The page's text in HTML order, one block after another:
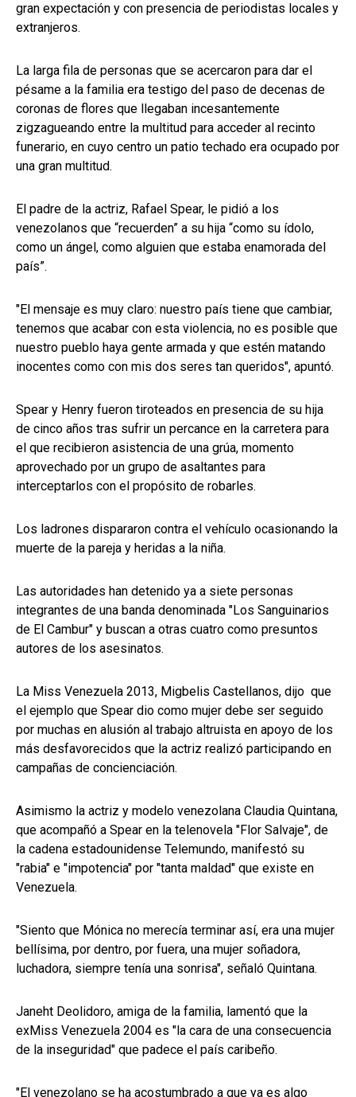
gran expectación y con presencia de periodistas locales y
extranjeros.
La larga fila de personas que se acercaron para dar el
pésame a la familia era testigo del paso de decenas de
coronas de flores que llegaban incesantemente
zigzagueando entre la multitud para acceder al recinto
funerario, en cuyo centro un patio techado era ocupado por
una gran multitud.
El padre de la actriz, Rafael Spear, le pidió a los
venezolanos que “recuerden” a su hija “como su ídolo,
como un ángel, como alguien que estaba enamorada del
país”.
"El mensaje es muy claro: nuestro país tiene que cambiar,
tenemos que acabar con esta violencia, no es posible que
nuestro pueblo haya gente armada y que estén matando
inocentes como con mis dos seres tan queridos", apuntó.
Spear y Henry fueron tiroteados en presencia de su hija
de cinco años tras sufrir un percance en la carretera para
el que recibieron asistencia de una grúa, momento
aprovechado por un grupo de asaltantes para
interceptarlos con el propósito de robarles.
Los ladrones dispararon contra el vehículo ocasionando la
muerte de la pareja y heridas a la niña.
Las autoridades han detenido ya a siete personas
integrantes de una banda denominada "Los Sanguinarios
de El Cambur" y buscan a otras cuatro como presuntos
autores de los asesinatos.
La Miss Venezuela 2013, Migbelis Castellanos, dijo que
el ejemplo que Spear dio como mujer debe ser seguido
por muchas en alusión al trabajo altruista en apoyo de los
más desfavorecidos que la actriz realizó participando en
campañas de concienciación.
Asimismo la actriz y modelo venezolana Claudia Quintana,
que acompañó a Spear en la telenovela "Flor Salvaje", de
la cadena estadounidense Telemundo, manifestó su
"rabia" e "impotencia" por "tanta maldad" que existe en
Venezuela.
"Siento que Mónica no merecía terminar así, era una mujer
bellísima, por dentro, por fuera, una mujer soñadora,
luchadora, siempre tenía una sonrisa", señaló Quintana.
Janeht Deolidoro, amiga de la familia, lamentó que la
exMiss Venezuela 2004 es "la cara de una consecuencia
de la inseguridad" que padece el país caribeño.
"El venezolano se ha acostumbrado a que ya es algo